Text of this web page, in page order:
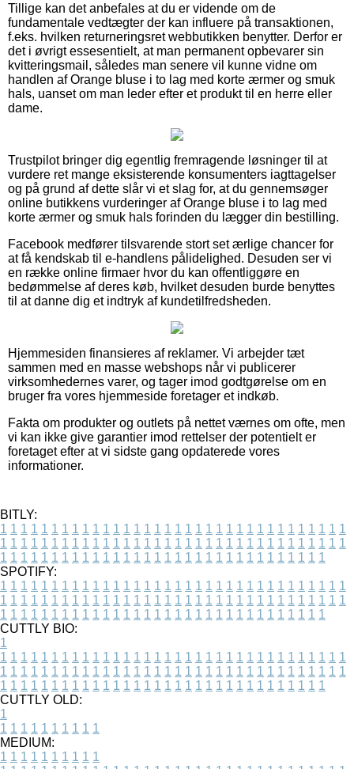
Tillige kan det anbefales at du er vidende om de
fundamentale vedtægter der kan influere på transaktionen,
f.eks. hvilken returneringsret webbutikken benytter. Derfor er
det i øvrigt essesentielt, at man permanent opbevarer sin
kvitteringsmail, således man senere vil kunne vidne om
handlen af Orange bluse i to lag med korte ærmer og smuk
hals, uanset om man leder efter et produkt til en herre eller
dame.
Trustpilot bringer dig egentlig fremragende løsninger til at
vurdere ret mange eksisterende konsumenters iagttagelser
og på grund af dette slår vi et slag for, at du gennemsøger
online butikkens vurderinger af Orange bluse i to lag med
korte ærmer og smuk hals forinden du lægger din bestilling.
Facebook medfører tilsvarende stort set ærlige chancer for
at få kendskab til e-handlens pålidelighed. Desuden ser vi
en række online firmaer hvor du kan offentliggøre en
bedømmelse af deres køb, hvilket desuden burde benyttes
til at danne dig et indtryk af kundetilfredsheden.
Hjemmesiden finansieres af reklamer. Vi arbejder tæt
sammen med en masse webshops når vi publicerer
virksomhedernes varer, og tager imod godtgørelse om en
bruger fra vores hjemmeside foretager et indkøb.
Fakta om produkter og outlets på nettet værnes om ofte, men
vi kan ikke give garantier imod rettelser der potentielt er
foretaget efter at vi sidste gang opdaterede vores
informationer.
BITLY:
1 1 1 1 1 1 1 1 1 1 1 1 1 1 1 1 1 1 1 1 1 1 1 1 1 1 1 1 1 1 1 1 1 1
1 1 1 1 1 1 1 1 1 1 1 1 1 1 1 1 1 1 1 1 1 1 1 1 1 1 1 1 1 1 1 1 1 1
1 1 1 1 1 1 1 1 1 1 1 1 1 1 1 1 1 1 1 1 1 1 1 1 1 1 1 1 1 1 1 1
SPOTIFY:
1 1 1 1 1 1 1 1 1 1 1 1 1 1 1 1 1 1 1 1 1 1 1 1 1 1 1 1 1 1 1 1 1 1
1 1 1 1 1 1 1 1 1 1 1 1 1 1 1 1 1 1 1 1 1 1 1 1 1 1 1 1 1 1 1 1 1 1
1 1 1 1 1 1 1 1 1 1 1 1 1 1 1 1 1 1 1 1 1 1 1 1 1 1 1 1 1 1 1 1
CUTTLY BIO:
1
1 1 1 1 1 1 1 1 1 1 1 1 1 1 1 1 1 1 1 1 1 1 1 1 1 1 1 1 1 1 1 1 1 1
1 1 1 1 1 1 1 1 1 1 1 1 1 1 1 1 1 1 1 1 1 1 1 1 1 1 1 1 1 1 1 1 1 1
1 1 1 1 1 1 1 1 1 1 1 1 1 1 1 1 1 1 1 1 1 1 1 1 1 1 1 1 1 1 1 1
CUTTLY OLD:
1
1 1 1 1 1 1 1 1 1 1
MEDIUM:
1 1 1 1 1 1 1 1 1 1